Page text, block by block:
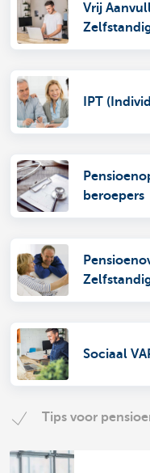
Vrij
IPT
beroepers
Sociaal
Tips voor